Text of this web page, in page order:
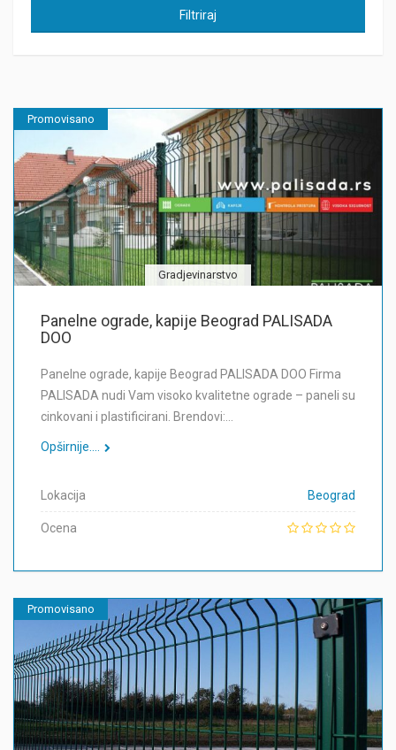
Filtriraj
Promovisano
Gradjevinarstvo
Panelne ograde, kapije Beograd PALISADA
DOO
Panelne ograde, kapije Beograd PALISADA DOO Firma
PALISADA nudi Vam visoko kvalitetne ograde – paneli su
cinkovani i plastificirani. Brendovi:…
Opširnije....
Lokacija Beograd
Ocena
Promovisano